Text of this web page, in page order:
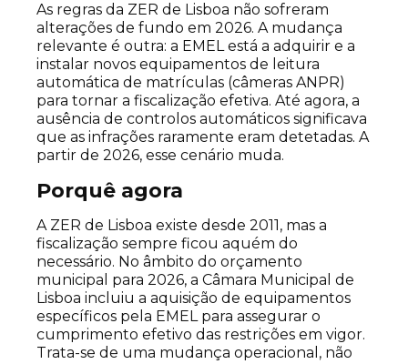
As regras da ZER de Lisboa não sofreram
alterações de fundo em 2026. A mudança
relevante é outra: a EMEL está a adquirir e a
instalar novos equipamentos de leitura
automática de matrículas (câmeras ANPR)
para tornar a fiscalização efetiva. Até agora, a
ausência de controlos automáticos significava
que as infrações raramente eram detetadas. A
partir de 2026, esse cenário muda.
Porquê agora
A ZER de Lisboa existe desde 2011, mas a
fiscalização sempre ficou aquém do
necessário. No âmbito do orçamento
municipal para 2026, a Câmara Municipal de
Lisboa incluiu a aquisição de equipamentos
específicos pela EMEL para assegurar o
cumprimento efetivo das restrições em vigor.
Trata-se de uma mudança operacional, não